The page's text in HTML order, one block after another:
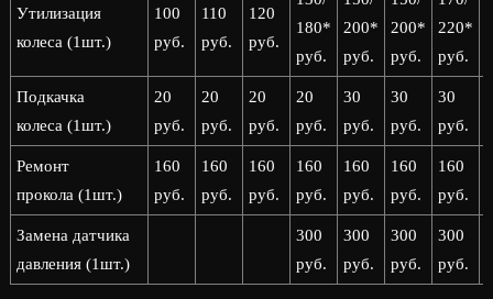
Утилизация
колеса (1шт.)
100
руб.
110
руб.
120
руб.
180*
руб.
200*
руб.
200*
руб.
220*
руб.
Подкачка
колеса (1шт.)
20
руб.
20
руб.
20
руб.
20
руб.
30
руб.
30
руб.
30
руб.
Ремонт
прокола (1шт.)
160
руб.
160
руб.
160
руб.
160
руб.
160
руб.
160
руб.
160
руб.
Замена датчика
давления (1шт.)
300
руб.
300
руб.
300
руб.
300
руб.